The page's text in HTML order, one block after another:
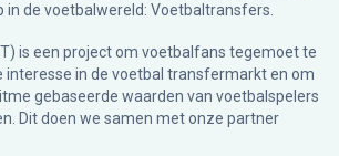
in de voetbalwereld: Voetbaltransfers.
is een project om voetbalfans tegemoet te
interesse in de voetbal transfermarkt en om
gebaseerde waarden van voetbalspelers
Dit doen we samen met onze partner